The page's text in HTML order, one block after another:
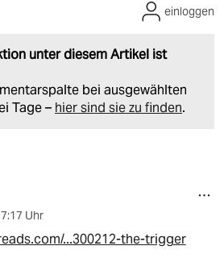
unter diesem Artikel ist
bei ausgewählten
Tage – hier sind sie zu finden.
einloggen
Uhr
...300212-the-trigger